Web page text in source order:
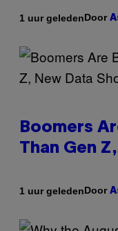
1 uur geledenDoor
Boomers
Than Gen
1 uur geledenDoor